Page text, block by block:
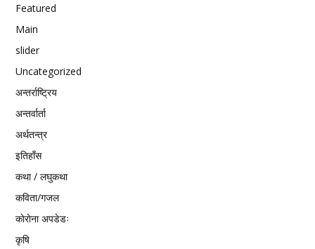
Featured
Main
slider
Uncategorized
अन्तर्राष्ट्रिय
अन्तर्वार्ता
अर्थतन्त्र
इतिहाँस
कथा / लघुकथा
कविता/गजल
काेराेना अपडेडः
कृषि